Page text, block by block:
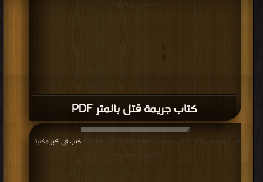
كتاب جريمة قتل بالمتر PDF
| التحميل : مرة/مرات
قراءة و تحميل كتاب كتاب بصمات الأصابع PDF مجانا | مكتبة > كتب في اكبر مكتبة
التحميل : مرة/مرات